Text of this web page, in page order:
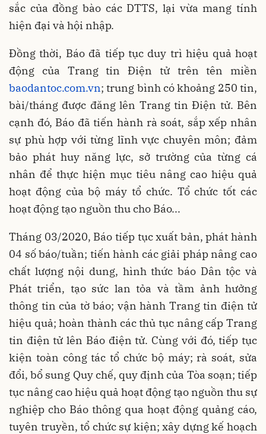
sắc của đồng bào các DTTS, lại vừa mang tính
hiện đại và hội nhập.
Đồng thời, Báo đã tiếp tục duy trì hiệu quả hoạt
động của Trang tin Điện tử trên tên miền
baodantoc.com.vn; trung bình có khoảng 250 tin,
bài/tháng được đăng lên Trang tin Điện tử. Bên
cạnh đó, Báo đã tiến hành rà soát, sắp xếp nhân
sự phù hợp với từng lĩnh vực chuyên môn; đảm
bảo phát huy năng lực, sở trường của từng cá
nhân để thực hiện mục tiêu nâng cao hiệu quả
hoạt động của bộ máy tổ chức. Tổ chức tốt các
hoạt động tạo nguồn thu cho Báo...
Tháng 03/2020, Báo tiếp tục xuất bản, phát hành
04 số báo/tuần; tiến hành các giải pháp nâng cao
chất lượng nội dung, hình thức báo Dân tộc và
Phát triển, tạo sức lan tỏa và tầm ảnh hưởng
thông tin của tờ báo; vận hành Trang tin điện tử
hiệu quả; hoàn thành các thủ tục nâng cấp Trang
tin điện tử lên Báo điện tử. Cùng với đó, tiếp tục
kiện toàn công tác tổ chức bộ máy; rà soát, sửa
đổi, bổ sung Quy chế, quy định của Tòa soạn; tiếp
tục nâng cao hiệu quả hoạt động tạo nguồn thu sự
nghiệp cho Báo thông qua hoạt động quảng cáo,
tuyên truyền, tổ chức sự kiện; xây dựng kế hoạch